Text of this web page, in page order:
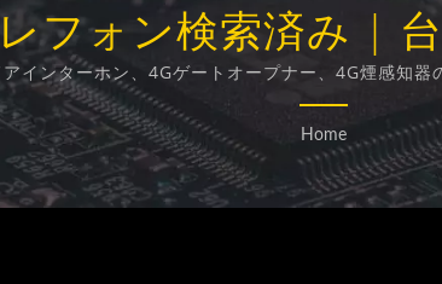
フォン検索済み |
Gainwise
インターホン、4Gゲートオープナー、4G煙感知
Home